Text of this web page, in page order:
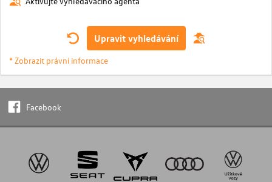
Upravit vyhledávání
* Zobrazit právní informace
Facebook